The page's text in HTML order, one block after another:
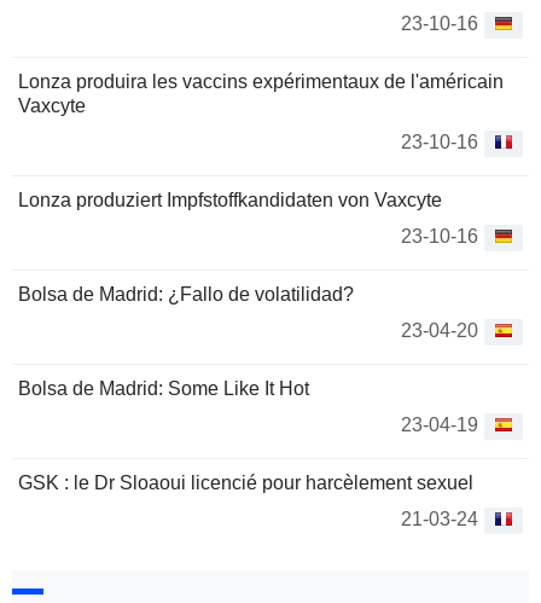
23-10-16
Lonza produira les vaccins expérimentaux de l'américain
Vaxcyte
23-10-16
Lonza produziert Impfstoffkandidaten von Vaxcyte
23-10-16
Bolsa de Madrid: ¿Fallo de volatilidad?
23-04-20
Bolsa de Madrid: Some Like It Hot
23-04-19
GSK : le Dr Sloaoui licencié pour harcèlement sexuel
21-03-24